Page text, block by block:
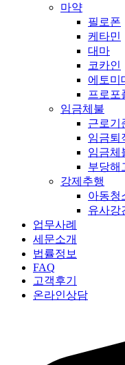
마약
필로폰
케타민
대마
코카인
에토미
프로포
임금체불
근로기
임금퇴
임금체
부당해
강제추행
아동청
유사강
업무사례
세문소개
법률정보
FAQ
고객후기
온라인상담